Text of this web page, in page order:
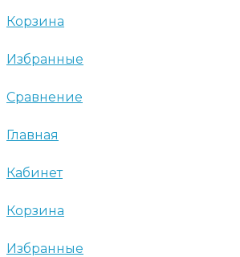
Корзина
Избранные
Сравнение
Главная
Кабинет
Корзина
Избранные